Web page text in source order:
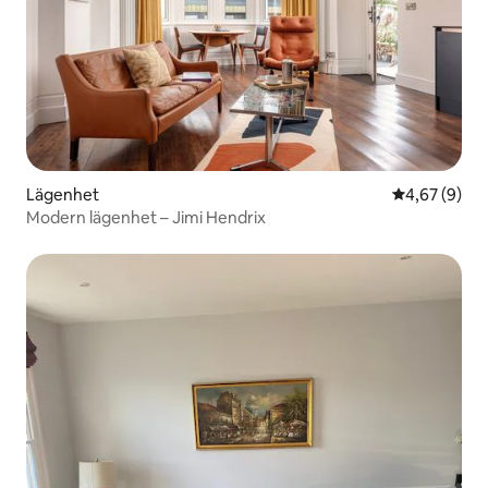
Lägenhet 4,67 av 5 i
4,67 (9)
Modern lägenhet – Jimi Hendrix